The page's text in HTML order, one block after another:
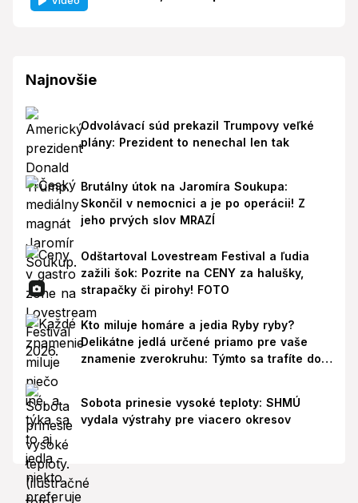
Najnovšie
Odvolávací súd prekazil Trumpovy veľké
plány: Prezident to nenechal len tak
Brutálny útok na Jaromíra Soukupa:
Skončil v nemocnici a je po operácii! Z
jeho prvých slov MRAZÍ
Odštartoval Lovestream Festival a ľudia
zažili šok: Pozrite na CENY za halušky,
strapačky či pirohy! FOTO
Kto miluje homáre a jedia Ryby ryby?
Delikátne jedlá určené priamo pre vaše
znamenie zverokruhu: Týmto sa trafíte do
Sobota prinesie vysoké teploty: SHMÚ
vydala výstrahy pre viacero okresov